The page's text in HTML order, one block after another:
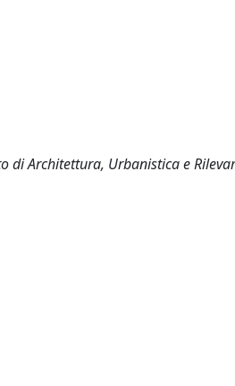
di Architettura, Urbanistica e